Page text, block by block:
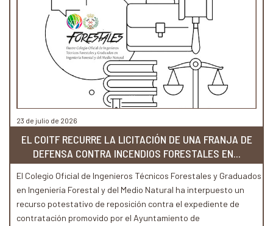
23 de julio de 2026
EL COITF RECURRE LA LICITACIÓN DE UNA FRANJA DE
DEFENSA CONTRA INCENDIOS FORESTALES EN...
El Colegio Oficial de Ingenieros Técnicos Forestales y Graduados
en Ingeniería Forestal y del Medio Natural ha interpuesto un
recurso potestativo de reposición contra el expediente de
contratación promovido por el Ayuntamiento de